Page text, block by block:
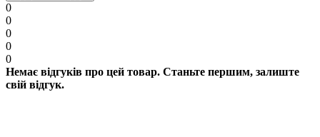
0
0
0
0
0
Немає відгуків про цей товар. Станьте першим, залиште
свій відгук.